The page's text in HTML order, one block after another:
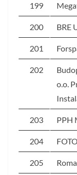
199
200 BRE
201
202
o.o.
203 PPH
204
205